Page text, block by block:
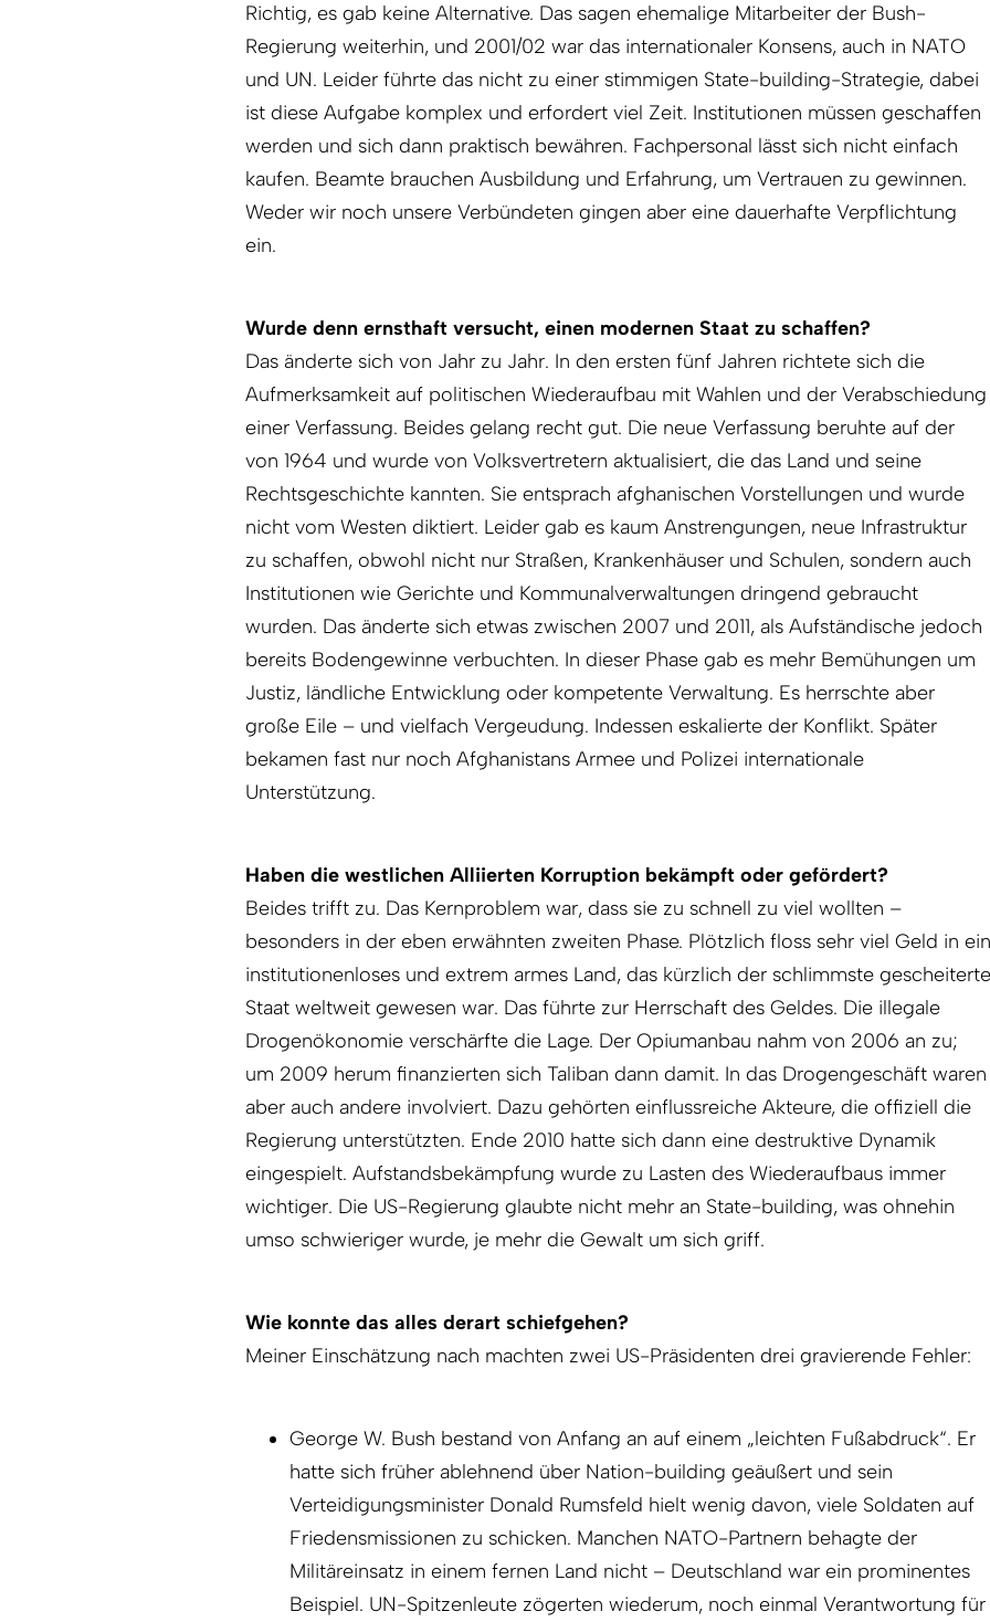
Richtig, es gab keine Alternative. Das sagen ehemalige Mitarbeiter der Bush-
Regierung weiterhin, und 2001/02 war das internationaler Konsens, auch in NATO
und UN. Leider führte das nicht zu einer stimmigen State-building-Strategie, dabei
ist diese Aufgabe komplex und erfordert viel Zeit. In­stitutionen müssen geschaffen
werden und sich dann praktisch bewähren. Fachpersonal lässt sich nicht einfach
kaufen. Beamte brauchen Ausbildung und Erfahrung, um Vertrauen zu gewinnen.
Weder wir noch unsere Verbündeten gingen aber eine dauerhafte Verpflichtung
ein.
Wurde denn ernsthaft versucht, einen modernen Staat zu schaffen?
Das änderte sich von Jahr zu Jahr. In den ersten fünf Jahren richtete sich die
Aufmerksamkeit auf politischen Wiederaufbau mit Wahlen und der Verabschiedung
einer Verfassung. Beides gelang recht gut. Die neue Verfassung beruhte auf der
von 1964 und wurde von Volksvertretern aktualisiert, die das Land und seine
Rechtsgeschichte kannten. Sie entsprach afghanischen Vorstellungen und wurde
nicht vom Westen diktiert. Leider gab es kaum Anstrengungen, neue Infrastruktur
zu schaffen, obwohl nicht nur Straßen, Krankenhäuser und Schulen, sondern auch
Institutionen wie Gerichte und Kommunalverwaltungen dringend gebraucht
wurden. Das änderte sich etwas zwischen 2007 und 2011, als Aufständische jedoch
bereits Bodengewinne verbuchten. In dieser Phase gab es mehr Bemühungen um
Justiz, ländliche Entwicklung oder kompetente Verwaltung. Es herrschte aber
große Eile – und vielfach Vergeudung. Indessen eskalierte der Konflikt. Später
bekamen fast nur noch Afghanistans Armee und Polizei internationale
Unterstützung.
Haben die westlichen Alliierten Korruption bekämpft oder gefördert?
Beides trifft zu. Das Kernproblem war, dass sie zu schnell zu viel wollten –
besonders in der eben erwähnten zweiten Phase. Plötzlich floss sehr viel Geld in ein
institutionenloses und extrem armes Land, das kürzlich der schlimmste gescheiterte
Staat weltweit gewesen war. Das führte zur Herrschaft des Geldes. Die illegale
Drogenökonomie verschärfte die Lage. Der Opiumanbau nahm von 2006 an zu;
um 2009 herum finanzierten sich Taliban dann damit. In das Drogengeschäft waren
aber auch andere involviert. Dazu gehörten einflussreiche Akteure, die offiziell die
Regierung unterstützten. Ende 2010 hatte sich dann eine destruktive Dynamik
eingespielt. Aufstandsbekämpfung wurde zu Lasten des Wiederaufbaus immer
wichtiger. Die US-Regierung glaubte nicht mehr an State-building, was ohnehin
umso schwieriger wurde, je mehr die Gewalt um sich griff.
Wie konnte das alles derart schiefgehen?
Meiner Einschätzung nach machten zwei US-Präsidenten drei gravierende Fehler:
George W. Bush bestand von Anfang an auf einem „leichten Fußabdruck“. Er
hatte sich früher ablehnend über Nation-building geäußert und sein
Verteidigungsminister Donald Rumsfeld hielt wenig davon, viele Soldaten auf
Friedensmissionen zu schicken. Manchen NATO-Partnern behagte der
Militäreinsatz in einem fernen Land nicht – Deutschland war ein prominentes
Beispiel. UN-Spitzenleute zögerten wiederum, noch einmal Verantwortung für